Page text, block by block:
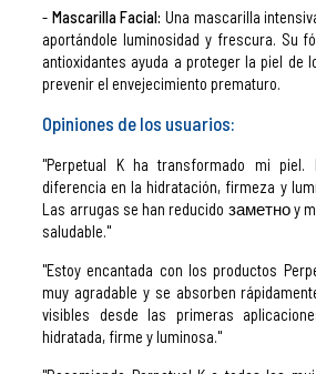
Mascarilla Facial: Una mascarilla
aportándole luminosidad y frescura. Su
antioxidantes ayuda a proteger la piel de
prevenir el envejecimiento prematuro.
Opiniones de los usuarios:
"Perpetual K ha transformado mi piel.
diferencia en la hidratación, firmeza y
Las arrugas se han reducido заметно y
saludable."
"Estoy encantada con los productos
muy agradable y se absorben
visibles desde las primeras
hidratada, firme y luminosa."